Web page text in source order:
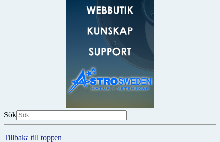
Sök
Tillbaka till toppen